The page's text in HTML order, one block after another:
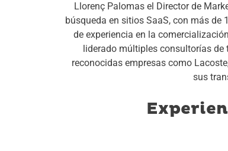
Llorenç Palomas el Director de
búsqueda en sitios SaaS, con más de
de experiencia en la
liderado múltiples consultorías
reconocidas empresas como
sus